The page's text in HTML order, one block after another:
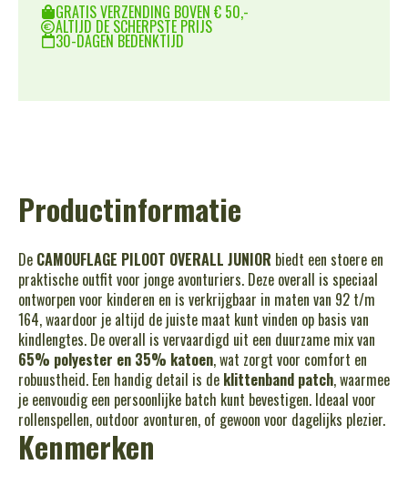
GRATIS VERZENDING BOVEN € 50,-
ALTIJD DE SCHERPSTE PRIJS
30-DAGEN BEDENKTIJD
Productinformatie
De CAMOUFLAGE PILOOT OVERALL JUNIOR biedt een stoere en
praktische outfit voor jonge avonturiers. Deze overall is speciaal
ontworpen voor kinderen en is verkrijgbaar in maten van 92 t/m
164, waardoor je altijd de juiste maat kunt vinden op basis van
kindlengtes. De overall is vervaardigd uit een duurzame mix van
65% polyester en 35% katoen, wat zorgt voor comfort en
robuustheid. Een handig detail is de klittenband patch, waarmee
je eenvoudig een persoonlijke batch kunt bevestigen. Ideaal voor
rollenspellen, outdoor avonturen, of gewoon voor dagelijks plezier.
Kenmerken